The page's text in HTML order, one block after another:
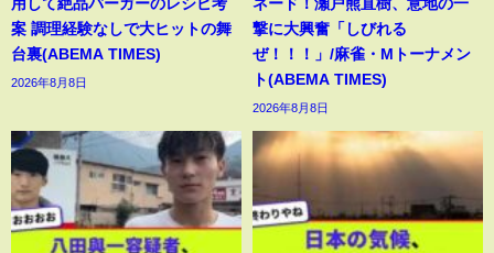
用して絶品バーガーのレシピ考
案 調理経験なしで大ヒットの舞
台裏(ABEMA TIMES)
2026年8月8日
ネード！瀬戸熊直樹、意地の一
撃に大興奮「しびれる
ぜ！！！」/麻雀・Mトーナメン
ト(ABEMA TIMES)
2026年8月8日